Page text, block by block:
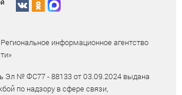
информационное агентство
Эл № ФС77 - 88133 от 03.09.2024 выдана
по надзору в сфере связи,